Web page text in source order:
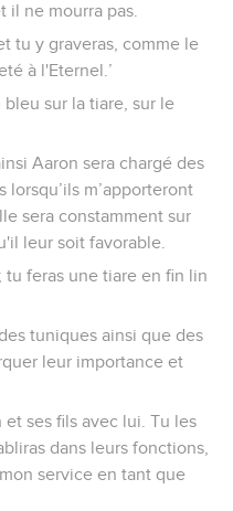
il ne mourra pas.
tu y graveras, comme le
à l'Eternel.’
sur la tiare, sur le
Aaron sera chargé des
lorsqu’ils m’apporteront
sera constamment sur
leur soit favorable.
tu feras une tiare en fin lin
tuniques ainsi que des
leur importance et
ses fils avec lui. Tu les
dans leurs fonctions,
service en tant que